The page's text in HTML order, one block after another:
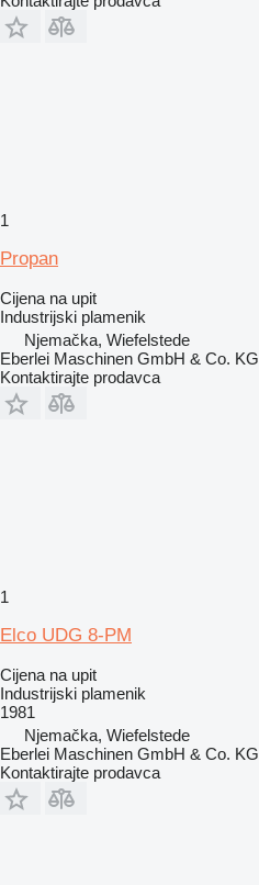
1
Propan
Cijena na upit
Industrijski plamenik
Njemačka, Wiefelstede
Eberlei Maschinen GmbH & Co. KG
Kontaktirajte prodavca
1
Elco UDG 8-PM
Cijena na upit
Industrijski plamenik
1981
Njemačka, Wiefelstede
Eberlei Maschinen GmbH & Co. KG
Kontaktirajte prodavca